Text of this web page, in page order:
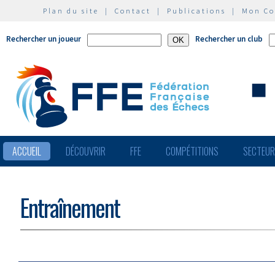
Plan du site | Contact | Publications | Mon
Rechercher un joueur Rechercher un club
ACCUEIL DÉCOUVRIR FFE COMPÉTITIONS
Entraînement